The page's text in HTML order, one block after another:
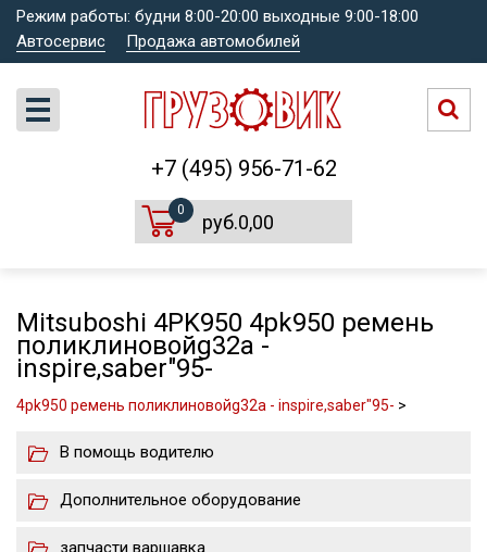
Режим работы: будни 8:00-20:00 выходные 9:00-18:00
Автосервис
Продажа автомобилей
+7 (495) 956-71-62
0
руб.0,00
Mitsuboshi 4PK950 4pk950 ремень
поликлиновойg32a -
inspire,saber"95-
4pk950 ремень поликлиновойg32a - inspire,saber"95- >
В помощь водителю
Дополнительное оборудование
запчасти варшавка